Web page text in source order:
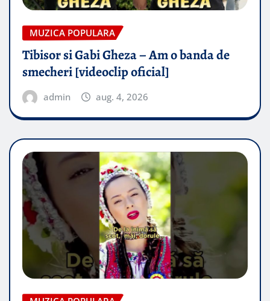
MUZICA POPULARA
Tibisor si Gabi Gheza – Am o banda de
smecheri [videoclip oficial]
admin aug. 4, 2026